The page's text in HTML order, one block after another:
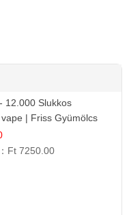
12.000 Slukkos
| Friss Gyümölcs
Ft 7250.00